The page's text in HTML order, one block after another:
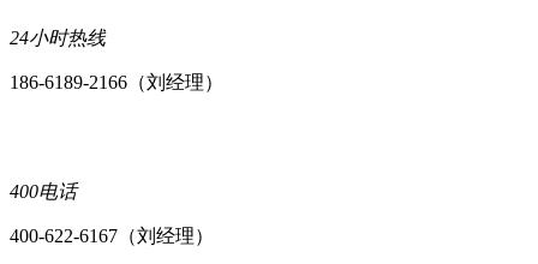
24小时热线
186-6189-2166（刘经理）
400电话
400-622-6167（刘经理）